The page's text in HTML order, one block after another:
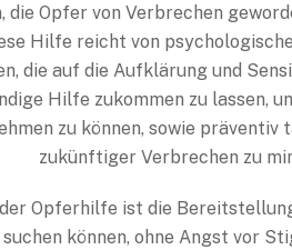
die Opfer von Verbrechen
Hilfe reicht von
die auf die Aufklärung und
Hilfe zukommen zu lassen,
zu können, sowie
zukünftiger Verbrechen zu
Opferhilfe ist die
können, ohne Angst vor